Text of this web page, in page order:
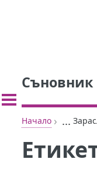
Съновник
Начало › ...